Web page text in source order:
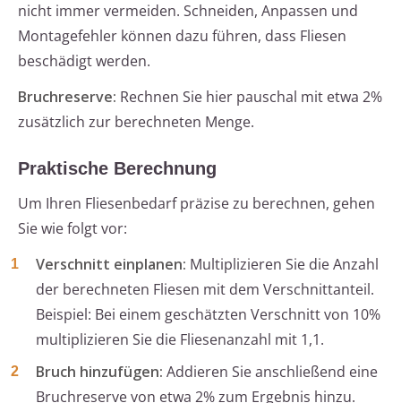
nicht immer vermeiden. Schneiden, Anpassen und
Montagefehler können dazu führen, dass Fliesen
beschädigt werden.
Bruchreserve: Rechnen Sie hier pauschal mit etwa 2%
zusätzlich zur berechneten Menge.
Praktische Berechnung
Um Ihren Fliesenbedarf präzise zu berechnen, gehen
Sie wie folgt vor:
Verschnitt einplanen: Multiplizieren Sie die Anzahl
der berechneten Fliesen mit dem Verschnittanteil.
Beispiel: Bei einem geschätzten Verschnitt von 10%
multiplizieren Sie die Fliesenanzahl mit 1,1.
Bruch hinzufügen: Addieren Sie anschließend eine
Bruchreserve von etwa 2% zum Ergebnis hinzu.